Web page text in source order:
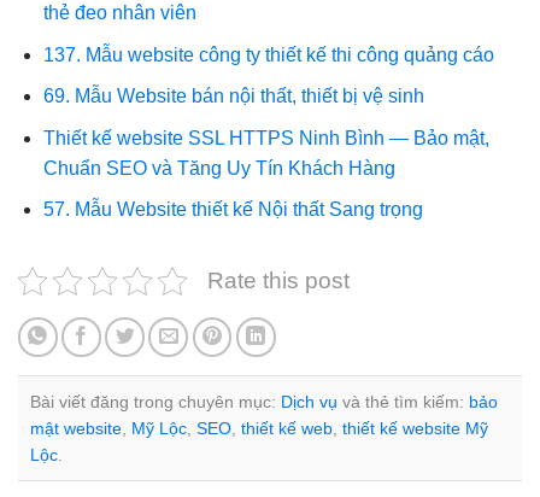
thẻ đeo nhân viên
137. Mẫu website công ty thiết kế thi công quảng cáo
69. Mẫu Website bán nội thất, thiết bị vệ sinh
Thiết kế website SSL HTTPS Ninh Bình — Bảo mật,
Chuẩn SEO và Tăng Uy Tín Khách Hàng
57. Mẫu Website thiết kế Nội thất Sang trọng
Rate this post
Bài viết đăng trong chuyên mục: Dịch vụ và thẻ tìm kiếm: bảo
mật website, Mỹ Lộc, SEO, thiết kế web, thiết kế website Mỹ
Lộc.